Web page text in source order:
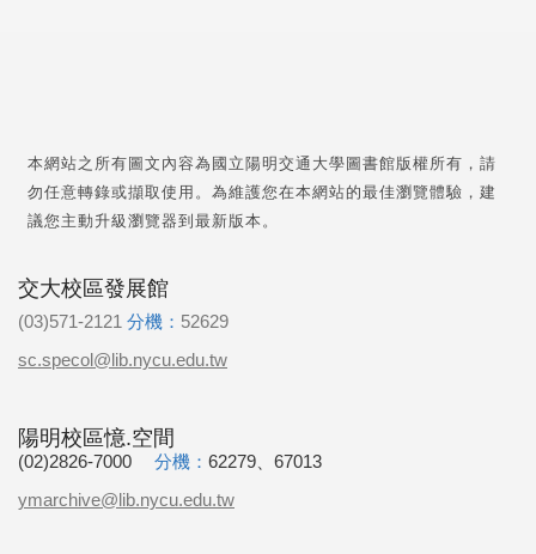
本網站之所有圖文內容為國立陽明交通大學圖書館版權所有，請
勿任意轉錄或擷取使用。為維護您在本網站的最佳瀏覽體驗，建
議您主動升級瀏覽器到最新版本。
交大校區發展館
(03)571-2121 分機： 52629
sc.specol@lib.nycu.edu.tw
陽明校區憶.空間
(02)2826-7000 分機： 62279、67013
ymarchive@lib.nycu.edu.tw